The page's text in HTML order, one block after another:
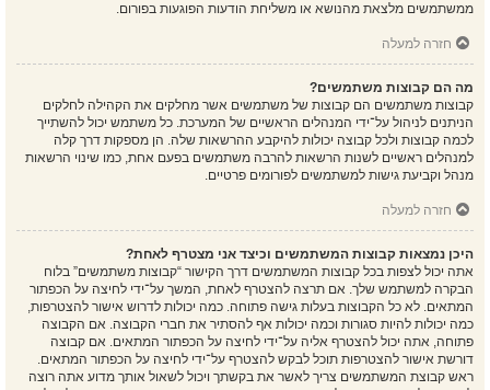
ממשתמשים מלצאת מהנושא או משליחת הודעות הפוגעות בפורום.
חזרה למעלה
מה הם קבוצות משתמשים?
קבוצות משתמשים הם קבוצות של משתמשים אשר מחלקים את הקהילה לחלקים
הניתנים לניהול על־ידי המנהלים הראשיים של המערכת. כל משתמש יכול להשתייך
לכמה קבוצות ולכל קבוצה יכולות להיקבע ההרשאות שלה. הן מספקות דרך קלה
למנהלים ראשיים לשנות הרשאות להרבה משתמשים בפעם אחת, כמו שינוי הרשאות
מנהל וקביעת גישות למשתמשים לפורומים פרטיים.
חזרה למעלה
היכן נמצאות קבוצות המשתמשים וכיצד אני מצטרף לאחת?
אתה יכול לצפות בכל קבוצות המשתמשים דרך הקישור “קבוצות משתמשים” בלוח
הבקרה למשתמש שלך. אם תרצה להצטרף לאחת, המשך על־ידי לחיצה על הכפתור
המתאים. לא כל הקבוצות בעלות גישה פתוחה. כמה יכולות לדרוש אישור להצטרפות,
כמה יכולות להיות סגורות וכמה יכולות אף להסתיר את חברי הקבוצה. אם הקבוצה
פתוחה, אתה יכול להצטרף אליה על־ידי לחיצה על הכפתור המתאים. אם קבוצה
דורשת אישור להצטרפות תוכל לבקש להצטרף על־ידי לחיצה על הכפתור המתאים.
ראש קבוצת המשתמשים צריך לאשר את בקשתך ויכול לשאול אותך מדוע אתה רוצה